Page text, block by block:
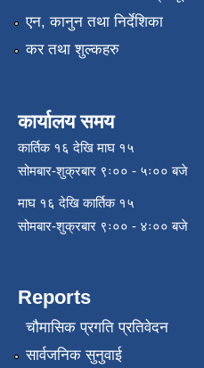
एन, कानुन तथा निर्देशिका
कर तथा शुल्कहरु
कार्यालय समय
कार्तिक १६ देखि माघ १५
सोमबार-शुक्रबार ९ः०० - ५ः०० बजे
माघ १६ देखि कार्तिक १५
सोमबार-शुक्रबार ९ः०० - ४ः०० बजे
Reports
चौमासिक प्रगति प्रतिवेदन
सार्वजनिक सुनुवाई